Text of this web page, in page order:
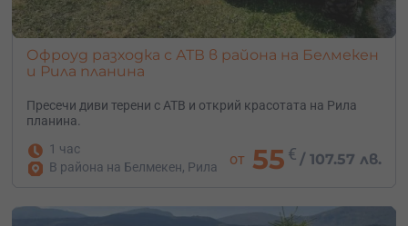
Офроуд разходка с АТВ в района на Белмекен
и Рила планина
Пресечи диви терени с АТВ и открий красотата на Рила
планина.
1 час
В района на Белмекен, Рила
от 55 € / 107.57 лв.